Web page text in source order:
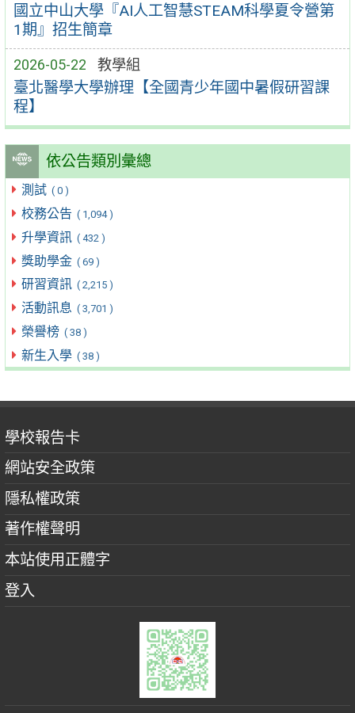
國立中山大學『AI人工智慧STEAM科學夏令營第
1期』招生簡章
2026-05-22 教學組
臺北醫學大學辦理【全國青少年國中暑假研習課
程】
依公告類別彙總
測試 ( 0 )
校務公告 ( 1,094 )
升學資訊 ( 432 )
獎助學金 ( 69 )
研習資訊 ( 2,215 )
活動訊息 ( 3,701 )
榮譽榜 ( 38 )
新生入學 ( 38 )
學校報告卡
網站安全政策
隱私權政策
著作權聲明
本站使用正體字
登入